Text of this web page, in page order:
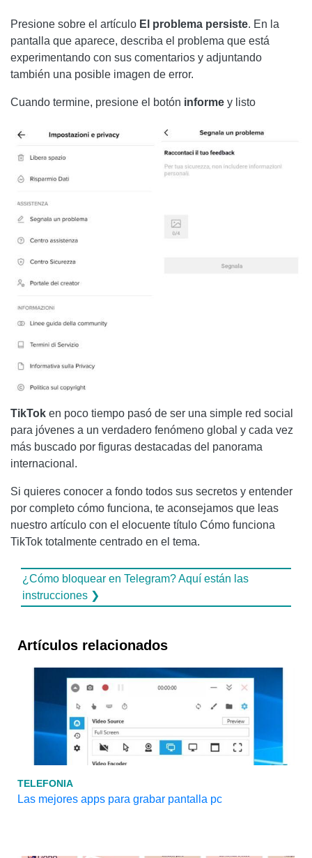
Presione sobre el artículo El problema persiste. En la
pantalla que aparece, describa el problema que está
experimentando con sus comentarios y adjuntando
también una posible imagen de error.
Cuando termine, presione el botón informe y listo
TikTok en poco tiempo pasó de ser una simple red social
para jóvenes a un verdadero fenómeno global y cada vez
más buscado por figuras destacadas del panorama
internacional.
Si quieres conocer a fondo todos sus secretos y entender
por completo cómo funciona, te aconsejamos que leas
nuestro artículo con el elocuente título Cómo funciona
TikTok totalmente centrado en el tema.
¿Cómo bloquear en Telegram? Aquí están las
instrucciones ❯
Artículos relacionados
TELEFONIA
Las mejores apps para grabar pantalla pc